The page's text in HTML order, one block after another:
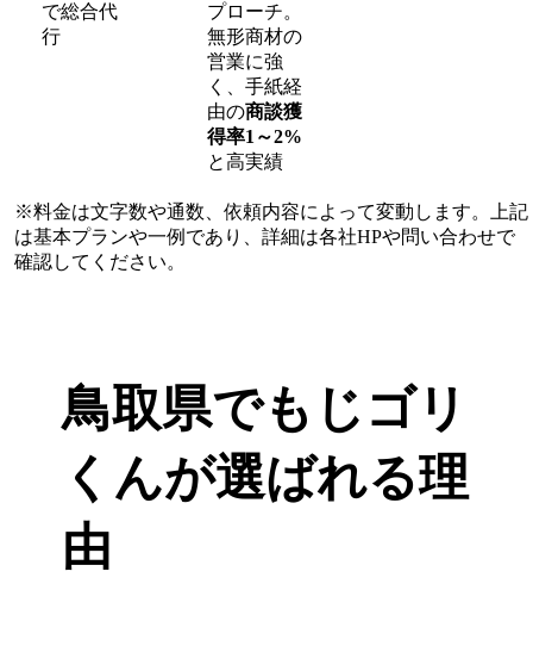
で総合代
行
プローチ。
無形商材の
営業に強
く、手紙経
由の商談獲
得率1～2%
と高実績
※料金は文字数や通数、依頼内容によって変動します。上記
は基本プランや一例であり、詳細は各社HPや問い合わせで
確認してください。​
鳥取県でもじゴリ
くんが選ばれる理
由